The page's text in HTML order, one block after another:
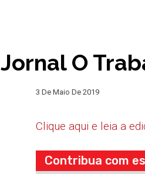
Jornal O
3 De Maio De 2019
Clique aqui e leia a
Contribua com